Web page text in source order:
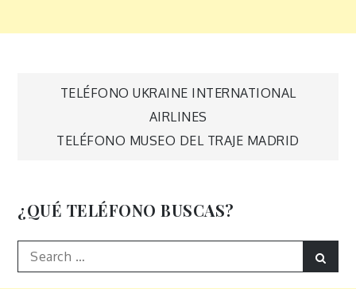
Navegación
de
TELÉFONO UKRAINE INTERNATIONAL
AIRLINES
TELÉFONO MUSEO DEL TRAJE MADRID
¿QUÉ TELÉFONO BUSCAS?
Search
for: